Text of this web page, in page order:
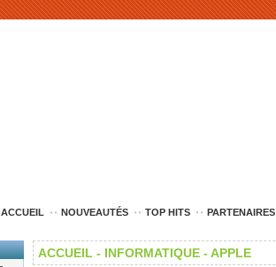
ACCUEIL NOUVEAUTÉS TOP HITS PARTENAIRES
ACCUEIL - INFORMATIQUE - APPLE